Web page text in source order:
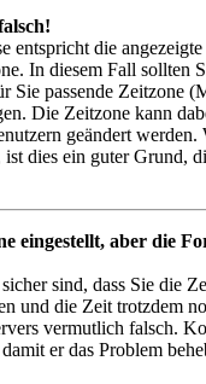
entspricht die
In diesem Fall sollten
Sie passende Zeitzone
Die Zeitzone kann
geändert werden.
dies ein guter Grund,
eingestellt, aber die
sind, dass Sie die
und die Zeit trotzdem
vermutlich falsch.
er das Problem